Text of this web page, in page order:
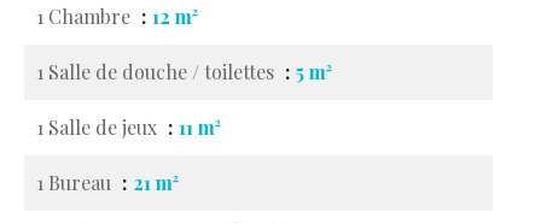
1 Chambre 12 m²
1 Salle de douche / toilettes 5 m²
1 Salle de jeux 11 m²
1 Bureau 21 m²